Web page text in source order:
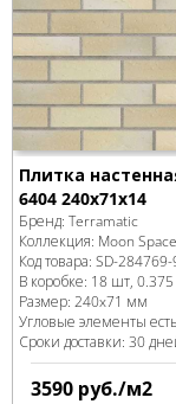
Плитка
6404 240х71х14
Бренд: Terramatic
Коллекция: Moon Space
Код товара: SD-284769-
В коробке: 18 шт,
Размер: 240x71 мм
Угловые элементы есть
Сроки доставки: 30
3590 руб./м2